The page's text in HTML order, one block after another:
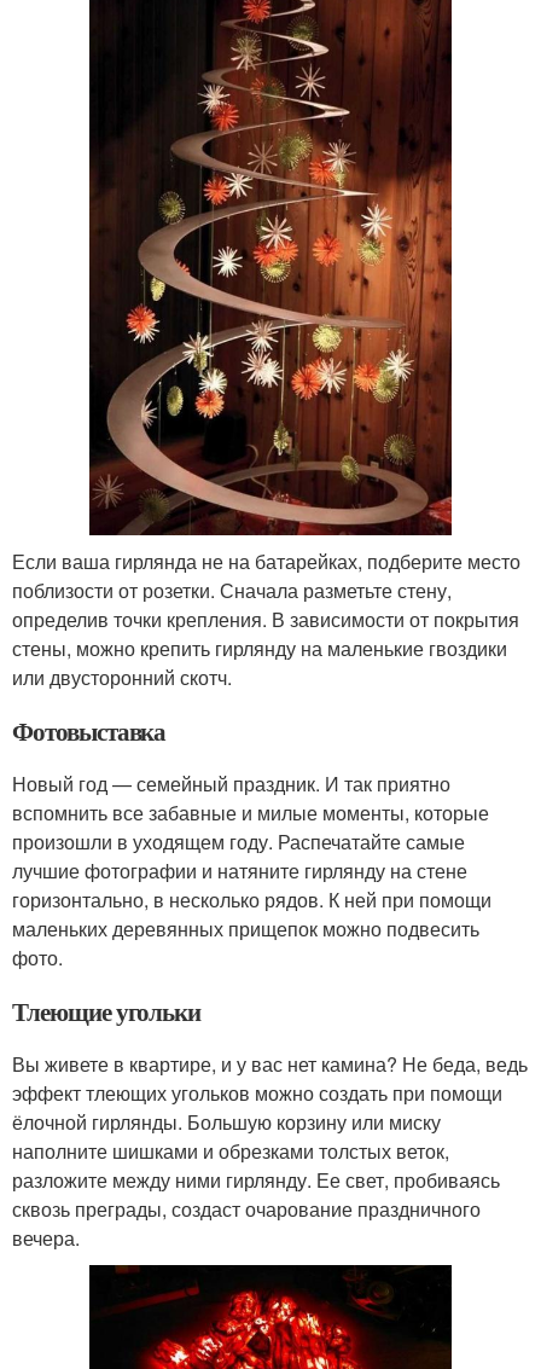
Если ваша гирлянда не на батарейках, подберите место
поблизости от розетки. Сначала разметьте стену,
определив точки крепления. В зависимости от покрытия
стены, можно крепить гирлянду на маленькие гвоздики
или двусторонний скотч.
Фотовыставка
Новый год — семейный праздник. И так приятно
вспомнить все забавные и милые моменты, которые
произошли в уходящем году. Распечатайте самые
лучшие фотографии и натяните гирлянду на стене
горизонтально, в несколько рядов. К ней при помощи
маленьких деревянных прищепок можно подвесить
фото.
Тлеющие угольки
Вы живете в квартире, и у вас нет камина? Не беда, ведь
эффект тлеющих угольков можно создать при помощи
ёлочной гирлянды. Большую корзину или миску
наполните шишками и обрезками толстых веток,
разложите между ними гирлянду. Ее свет, пробиваясь
сквозь преграды, создаст очарование праздничного
вечера.